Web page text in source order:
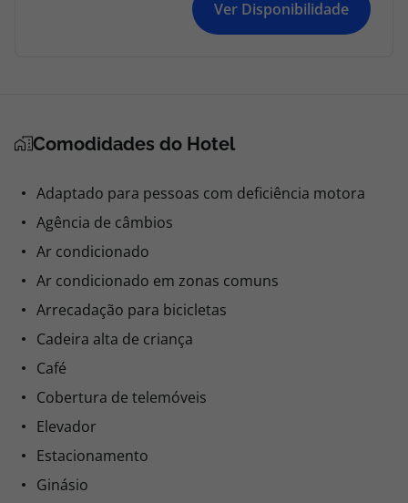
Ver Disponibilidade
Comodidades do Hotel
Adaptado para pessoas com deficiência motora
Agência de câmbios
Ar condicionado
Ar condicionado em zonas comuns
Arrecadação para bicicletas
Cadeira alta de criança
Café
Cobertura de telemóveis
Elevador
Estacionamento
Ginásio